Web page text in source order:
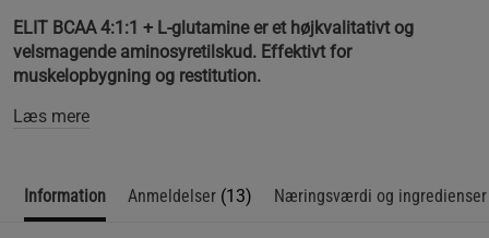
ELIT BCAA 4:1:1 + L-glutamine er et højkvalitativt og
velsmagende aminosyretilskud. Effektivt for
muskelopbygning og restitution.
Læs mere
Information Anmeldelser (13) Næringsværdi og ingredienser